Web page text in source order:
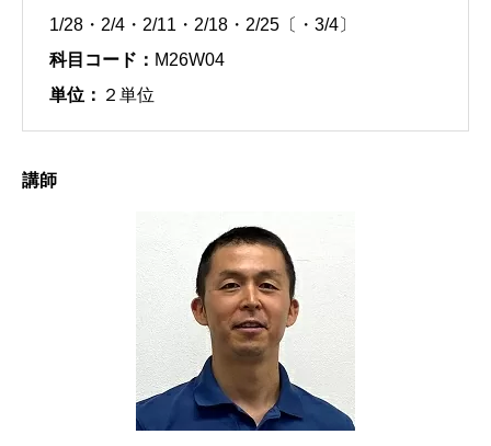
1/28・2/4・2/11・2/18・2/25〔・3/4〕
科目コード： M26W04
単位： ２単位
講師